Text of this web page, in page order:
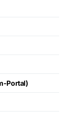
Portal)